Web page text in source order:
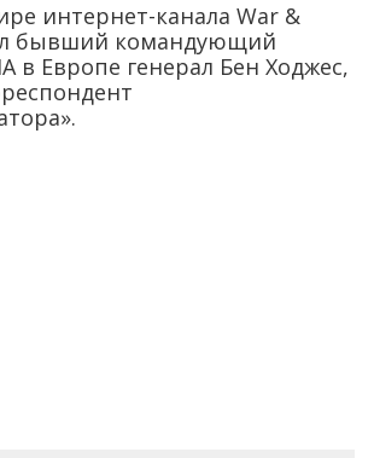
интернет-канала War &
бывший командующий
в Европе генерал Бен Ходжес,